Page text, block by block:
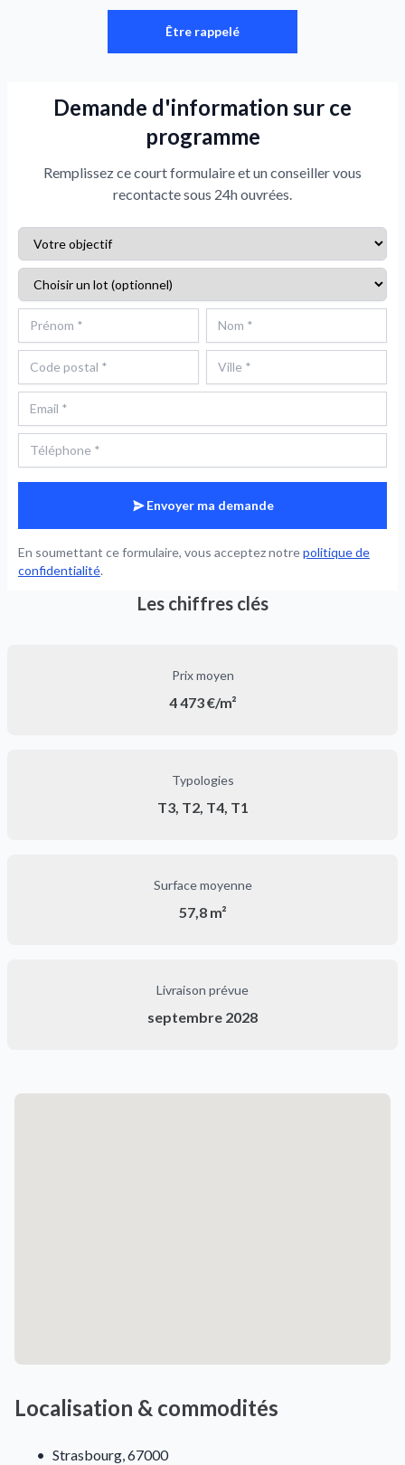
Être rappelé
Demande d'information sur ce
programme
Remplissez ce court formulaire et un conseiller vous
recontacte sous 24h ouvrées.
Envoyer ma demande
En soumettant ce formulaire, vous acceptez notrepolitique de
confidentialité.
Les chiffres clés
Prix moyen
4 473 €/m²
Typologies
T3, T2, T4, T1
Surface moyenne
57,8 m²
Livraison prévue
septembre 2028
Localisation & commodités
• Strasbourg, 67000